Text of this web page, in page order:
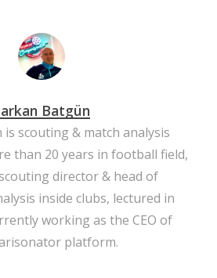
Batgün
scouting & match analysis
than 20 years in football field,
director & head of
inside clubs, lectured in
working as the CEO of
platform.